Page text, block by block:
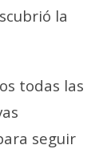
la
todas las
seguir